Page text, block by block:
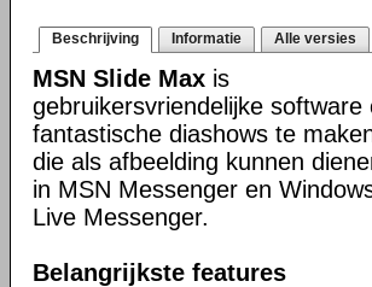
Beschrijving Informatie Alle versies
MSN Slide Max is
gebruikersvriendelijke software
fantastische diashows te
die als afbeelding kunnen
in MSN Messenger en
Live Messenger.
Belangrijkste features